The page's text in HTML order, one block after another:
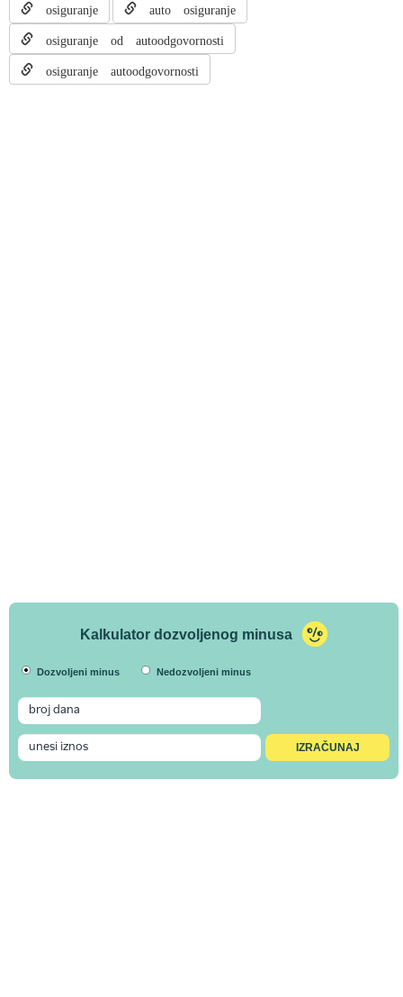
osiguranje auto osiguranje
osiguranje od autoodgovornosti
osiguranje autoodgovornosti
Kalkulator dozvoljenog minusa
Dozvoljeni minus Nedozvoljeni minus